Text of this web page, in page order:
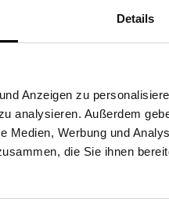
Details
Anzeigen zu
analysieren. Außerdem
Medien, Werbung und
die Sie ihnen
Der Dampf behält beim